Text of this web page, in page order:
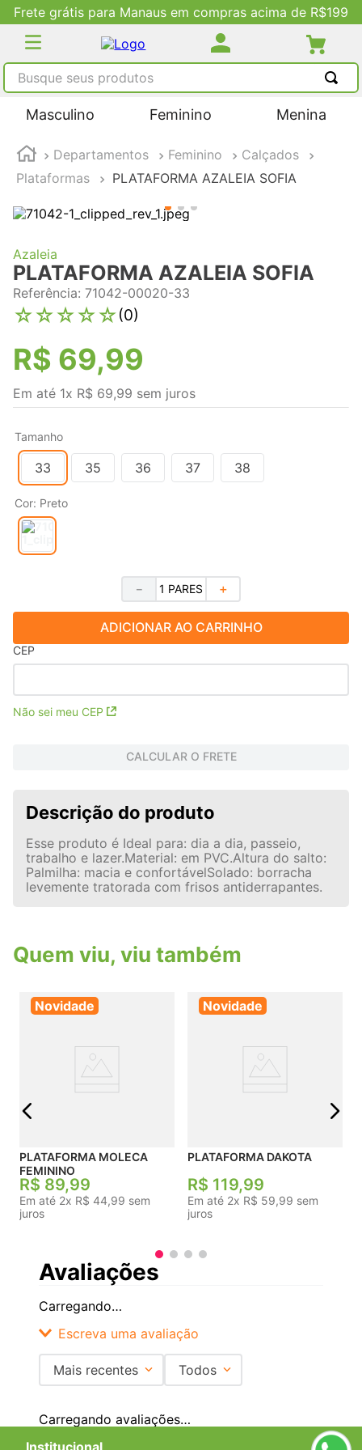
Frete grátis para Manaus em compras acima de R$199
Busque seus produtos
Masculino Feminino Menina
Departamentos Feminino
Calçados
Plataformas
PLATAFORMA AZALEIA SOFIA
Azaleia
PLATAFORMA AZALEIA SOFIA
Referência: 71042-00020-33
☆☆☆☆☆(0)
R$ 69,99
Em até 1x R$ 69,99 sem juros
Tamanho
33 35 36 37 38
Cor: Preto
＋
－
ADICIONAR AO CARRINHO
CEP
Não sei meu CEP
CALCULAR O FRETE
Descrição do produto
Esse produto é Ideal para: dia a dia, passeio,
trabalho e lazer.Material: em PVC.Altura do salto:
Palmilha: macia e confortávelSolado: borracha
levemente tratorada com frisos antiderrapantes.
Quem viu, viu também
Novidade
PLATAFORMA MOLECA
FEMININO
R$ 89,99
Em até 2x R$ 44,99 sem
juros
Novidade
PLATAFORMA DAKOTA
R$ 119,99
Em até 2x R$ 59,99 sem
juros
Avaliações
Carregando…
Escreva uma avaliação
Título
Mais recentes Todos
Carregando avaliações…
Institucional
TERMOS MAIS BUSCADOS
2
tenis feminino
4º
adidas
5